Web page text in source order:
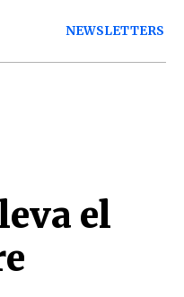
NEWSLETTERS
el